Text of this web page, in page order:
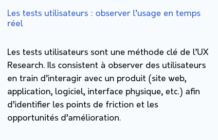
Les tests utilisateurs : observer l’usage en temps
réel
Les tests utilisateurs sont une méthode clé de l’UX
Research. Ils consistent à observer des utilisateurs
en train d’interagir avec un produit (site web,
application, logiciel, interface physique, etc.) afin
d’identifier les points de friction et les
opportunités d’amélioration.